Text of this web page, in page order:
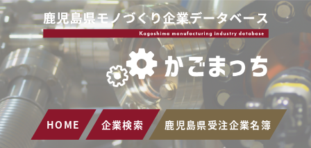
HOME 企業検索 鹿児島県受注企業名簿